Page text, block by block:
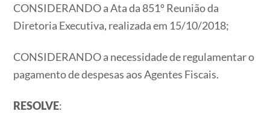
CONSIDERANDO a Ata da 851º Reunião da
Diretoria Executiva, realizada em 15/10/2018;
CONSIDERANDO a necessidade de regulamentar o
pagamento de despesas aos Agentes Fiscais.
RESOLVE: